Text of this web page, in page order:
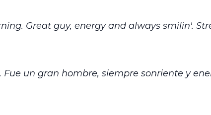
Great guy, energy and always smilin'.
un gran hombre, siempre sonriente y